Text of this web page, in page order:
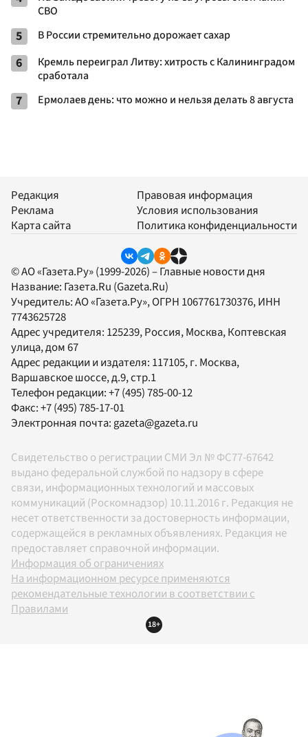
СВО
5 В России стремительно дорожает сахар
6
Кремль переиграл Литву: хитрость с Калининградом
сработала
7 Ермолаев день: что можно и нельзя делать 8 августа
Редакция
Реклама
Карта сайта
Правовая информация
Условия использования
Политика конфиденциальности
© АО «Газета.Ру» (1999-2026) – Главные новости дня
Название: Газета.Ru (Gazeta.Ru)
Учредитель:АО «Газета.Ру», ОГРН 1067761730376, ИНН
7743625728
Адрес учредителя: 125239, Россия, Москва, Коптевская
улица, дом 67
Адрес редакции и издателя: 117105, г. Москва,
Варшавское шоссе, д.9, стр.1
Телефон редакции:+7 (495) 785-00-12
Факс:+7 (495) 785-17-01
Электронная почта: gazeta@gazeta.ru
Свидетельство о регистрации СМИ Эл № ФС77-67642
выдано федеральной службой по надзору в сфере
связи, информационных технологий и массовых
коммуникаций (Роскомнадзор) 10.11.2016 г. Редакция не
несет ответственности за достоверность информации,
содержащейся в рекламных объявлениях. Редакция не
предоставляет справочной информации.
Информация об ограничениях
На информационном ресурсе применяются
рекомендательные технологии в соответствии с
Правилами
18+